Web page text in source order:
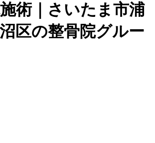
術｜さいたま市浦
区の整骨院グルー